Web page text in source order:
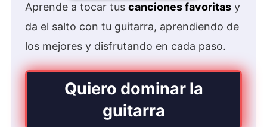
Aprende a tocar tus canciones favoritas y
da el salto con tu guitarra, aprendiendo de
los mejores y disfrutando en cada paso.
Quiero dominar la
guitarra